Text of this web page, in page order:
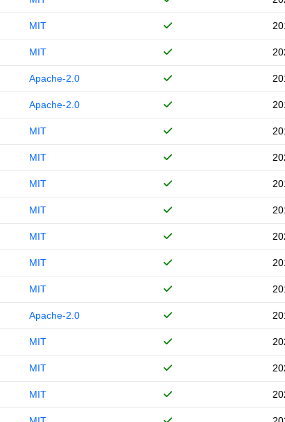
MIT
MIT
Apache-2.0
Apache-2.0
MIT
MIT
MIT
MIT
MIT
MIT
MIT
Apache-2.0
MIT
MIT
MIT